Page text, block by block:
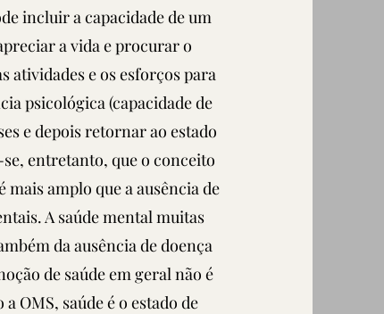
incluir a capacidade de um
a vida e procurar o
atividades e os esforços para
psicológica (capacidade de
e depois retornar ao estado
entretanto, que o conceito
mais amplo que a ausência de
A saúde mental muitas
da ausência de doença
de saúde em geral não é
OMS, saúde é o estado de